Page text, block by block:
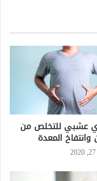
عشبي للتخلص من
وانتفاخ المعدة